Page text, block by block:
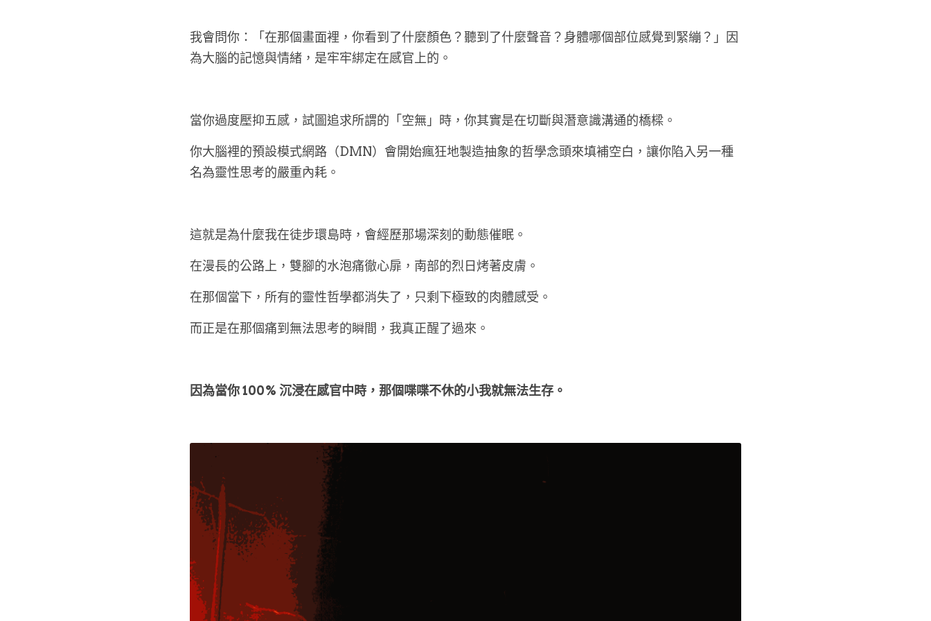
我會問你：「在那個畫面裡，你看到了什麼顏色？聽到了什麼聲音？身體哪個部位感覺到緊繃？」因
為大腦的記憶與情緒，是牢牢綁定在感官上的。
當你過度壓抑五感，試圖追求所謂的「空無」時，你其實是在切斷與潛意識溝通的橋樑。
你大腦裡的預設模式網路（DMN）會開始瘋狂地製造抽象的哲學念頭來填補空白，讓你陷入另一種
名為靈性思考的嚴重內耗。
這就是為什麼我在徒步環島時，會經歷那場深刻的動態催眠。
在漫長的公路上，雙腳的水泡痛徹心扉，南部的烈日烤著皮膚。
在那個當下，所有的靈性哲學都消失了，只剩下極致的肉體感受。
而正是在那個痛到無法思考的瞬間，我真正醒了過來。
因為當你 100% 沉浸在感官中時，那個喋喋不休的小我就無法生存。